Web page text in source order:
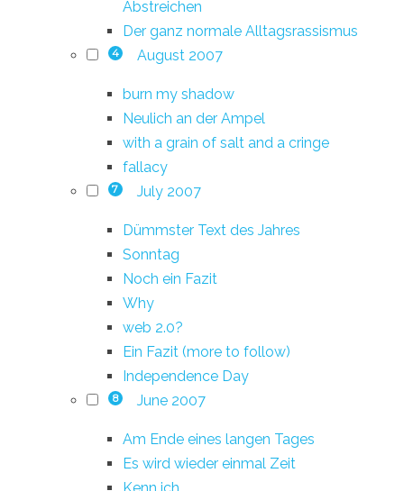
Abstreichen
Der ganz normale Alltagsrassismus
4 August 2007
burn my shadow
Neulich an der Ampel
with a grain of salt and a cringe
fallacy
7 July 2007
Dümmster Text des Jahres
Sonntag
Noch ein Fazit
Why
web 2.0?
Ein Fazit (more to follow)
Independence Day
8 June 2007
Am Ende eines langen Tages
Es wird wieder einmal Zeit
Kenn ich